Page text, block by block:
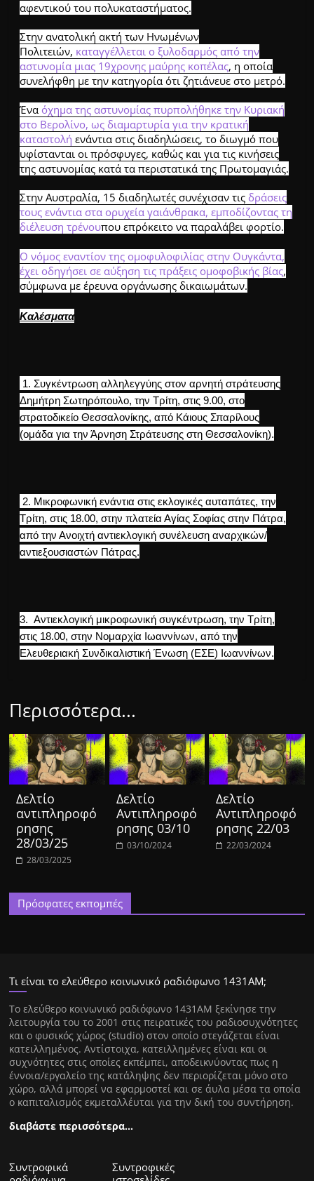
αφεντικού του πολυκαταστήματος.
Στην ανατολική ακτή των Ηνωμένων
Πολιτειών, καταγγέλλεται ο ξυλοδαρμός από την
αστυνομία μιας 19χρονης μαύρης κοπέλας, η οποία
συνελήφθη με την κατηγορία ότι ζητιάνευε στο μετρό.
Ένα όχημα της αστυνομίας πυρπολήθηκε την Κυριακή
στο Βερολίνο, ως διαμαρτυρία για την κρατική
καταστολή ενάντια στις διαδηλώσεις, το διωγμό που
υφίστανται οι πρόσφυγες, καθώς και για τις κινήσεις
της αστυνομίας κατά τα περιστατικά της Πρωτομαγιάς.
Στην Αυστραλία, 15 διαδηλωτές συνέχισαν τιςδράσεις
τους ενάντια στα ορυχεία γαιάνθρακα, εμποδίζοντας τη
διέλευση τρένουπου επρόκειτο να παραλάβει φορτίο.
Ο νόμος εναντίον της ομοφυλοφιλίας στην Ουγκάντα,
έχει οδηγήσει σε αύξηση τις πράξεις ομοφοβικής βίας,
σύμφωνα με έρευνα οργάνωσης δικαιωμάτων.
Καλέσματα
1. Συγκέντρωση αλληλεγγύης στον αρνητή στράτευσης
Δημήτρη Σωτηρόπουλο, την Τρίτη, στις 9.00, στο
στρατοδικείο Θεσσαλονίκης, από Κάιους Σπαρίλους
(ομάδα για την Άρνηση Στράτευσης στη Θεσσαλονίκη).
2. Μικροφωνική ενάντια στις εκλογικές αυταπάτες, την
Τρίτη, στις 18.00, στην πλατεία Αγίας Σοφίας στην Πάτρα,
από την Ανοιχτή αντιεκλογική συνέλευση αναρχικών/
αντιεξουσιαστών Πάτρας.
3. Αντιεκλογική μικροφωνική συγκέντρωση, την Τρίτη,
στις 18.00, στην Νομαρχία Ιωαννίνων, από την
Ελευθεριακή Συνδικαλιστική Ένωση (ΕΣΕ) Ιωαννίνων.
Περισσότερα...
Δελτίο
αντιπληροφό
ρησης
28/03/25
28/03/2025
Δελτίο
Αντιπληροφό
ρησης 03/10
03/10/2024
Δελτίο
Αντιπληροφό
ρησης 22/03
22/03/2024
Πρόσφατες εκπομπές
Τι είναι το ελεύθερο κοινωνικό ραδιόφωνο 1431ΑΜ;
Tο ελεύθερο κοινωνικό ραδιόφωνο 1431AM ξεκίνησε την
λειτουργία του το 2001 στις πειρατικές του ραδιοσυχνότητες
και ο φυσικός χώρος (studio) στον οποίο στεγάζεται είναι
κατειλλημένος. Αντίστοιχα, κατειλλημένες είναι και οι
συχνότητες στις οποίες εκπέμπει, αποδεικνύοντας πως η
έννοια/εργαλείο της κατάληψης δεν περιορίζεται μόνο στο
χώρο, αλλά μπορεί να εφαρμοστεί και σε άυλα μέσα τα οποία
ο καπιταλισμός εκμεταλλέυται για την δική του συντήρηση.
διαβάστε περισσότερα…
Συντροφικά
Συντροφικές